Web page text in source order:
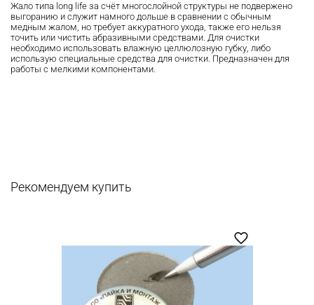
Жало типа long life за счёт многослойной структуры не подвержено
выгоранию и служит намного дольше в сравнении с обычным
медным жалом, но требует аккуратного ухода, также его нельзя
точить или чистить абразивными средствами. Для очистки
необходимо использовать влажную целлюлозную губку, либо
использую специальные средства для очистки. Предназначен для
работы с мелкими компонентами.
Рекомендуем купить